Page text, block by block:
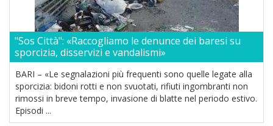
"Sos Città": «Raccogliamo le denunce dei baresi su
sporcizia, disservizi e vandalismi»
BARI – «Le segnalazioni più frequenti sono quelle legate alla
sporcizia: bidoni rotti e non svuotati, rifiuti ingombranti non
rimossi in breve tempo, invasione di blatte nel periodo estivo.
Episodi ...